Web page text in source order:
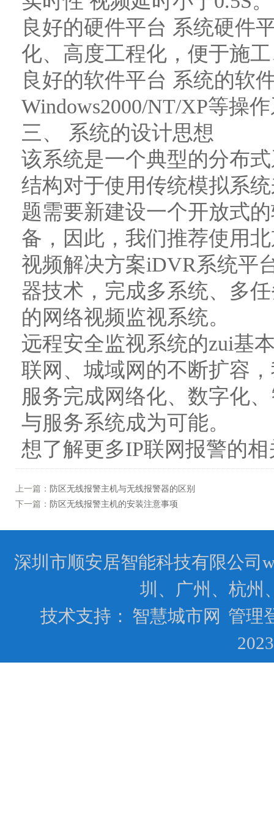
良好的硬件平台 系统硬件
化、高度工程化，便于施
良好的软件平台 系统的软
Windows2000/NT/XP等操
三、 系统的设计思想
该系统是一个典型的分布
结构对于使用传统模拟系
题需要新建设一个开放式
备，因此，我们推荐使用
视频解决方案iDVR系统平
器技术，完成多系统、多
的网络视频监视系统。
远程安全监视系统的zui基
联网、城域网的不断扩容
服务完成网络化、数字化
与服务系统成为可能。
想了解更多IP联网报警的
上一篇： 防区无线报警主机与无线报警器的区别
下一篇： 防区无线报警主机的安装注意事项
深圳市顺安居智能科技有限公司
圳、广州、杭州
技术支持： 智慧城市网 管理